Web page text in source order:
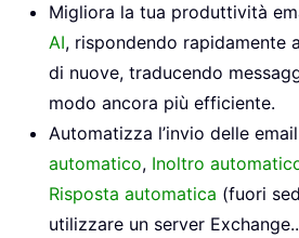
Migliora la tua produttività
AI, rispondendo rapidamente
di nuove, traducendo
modo ancora più efficiente.
Automatizza l’invio delle
automatico, Inoltro
Risposta automatica (fuori
utilizzare un server